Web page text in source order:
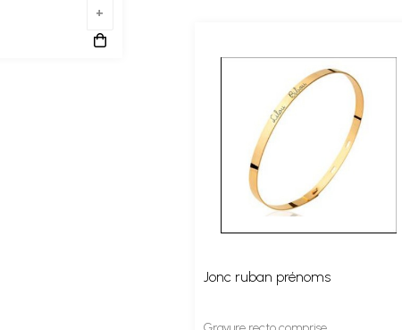
Jonc ruban prénoms